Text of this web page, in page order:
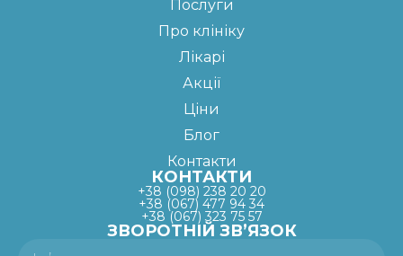
Послуги
Про клініку
Лікарі
Акції
Ціни
Блог
Контакти
КОНТАКТИ
+38 (098) 238 20 20
+38 (067) 477 94 34
+38 (067) 323 75 57
ЗВОРОТНІЙ ЗВ’ЯЗОК